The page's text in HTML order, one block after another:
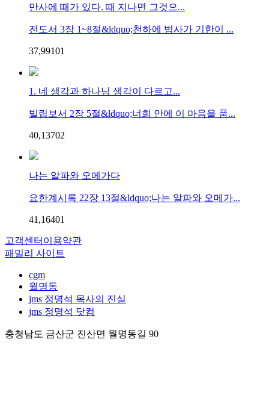
만사에 때가 있다. 때 지나면 그것으...
전도서 3장 1~8절&ldquo;천하에 범사가 기한이 ...
37,99101
1. 네 생각과 하나님 생각이 다르고...
빌립보서 2장 5절&ldquo;너희 안에 이 마음을 품...
40,13702
나는 알파와 오메가다
요한계시록 22장 13절&ldquo;나는 알파와 오메가...
41,16401
고객센터 이용약관
패밀리 사이트
cgm
월명동
jms 정명석 목사의 진실
jms 정명석 닷컴
충청남도 금산군 진산면 월명동길 90